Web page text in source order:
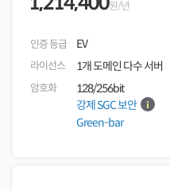
원/년
인증 등급 EV
라이선스 1개 도메인 다수 서버
암호화
128/256bit
강제 SGC 보안
Green-bar